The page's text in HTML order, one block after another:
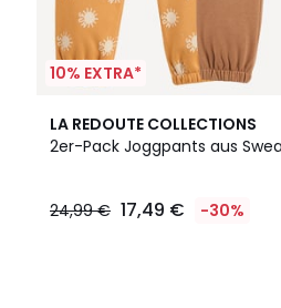
10% EXTRA*
LA REDOUTE COLLECTIONS
2er-Pack Joggpants aus
24,99 € 17,49 € -30%